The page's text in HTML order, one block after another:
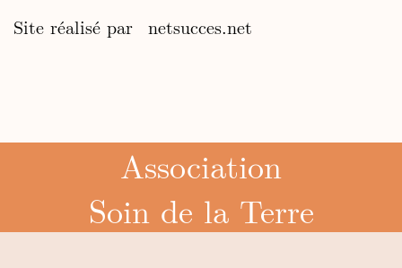
Site réalisé par netsucces.net
Association
Soin de la Terre